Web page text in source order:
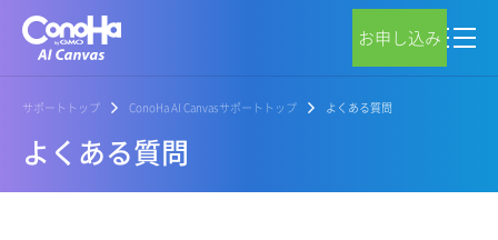
お申し込み
サポートトップ ConoHa AI Canvasサポートトップ よくある質問
よくある質問